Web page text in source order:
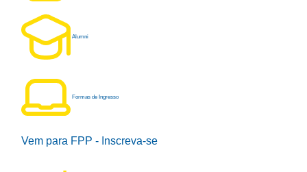
Alumni
Formas de Ingresso
Vem para FPP - Inscreva-se